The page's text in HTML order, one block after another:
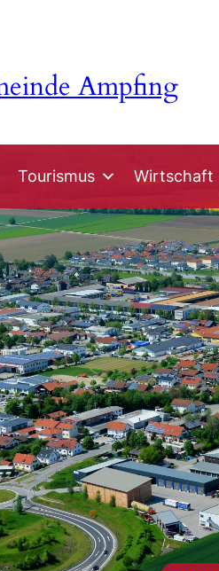
Ampfing
Tourismus Wirtschaft